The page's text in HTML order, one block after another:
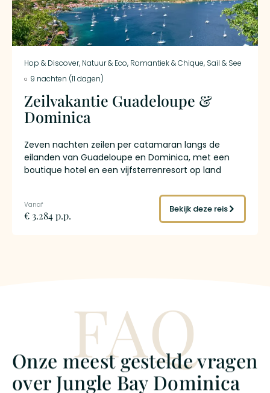
Hop & Discover, Natuur & Eco, Romantiek & Chique, Sail & See
9 nachten (11 dagen)
Zeilvakantie Guadeloupe &
Dominica
Zeven nachten zeilen per catamaran langs de
eilanden van Guadeloupe en Dominica, met een
boutique hotel en een vijfsterrenresort op land
rumdistilleerderijen van Marie-Galante, door het
onderwaterreservaat van Jacques Cousteau en
naar de autovrije eilanden van Les Saintes. Een
€ 3.284 p.p.
Bekijk deze reis
Onze meest gestelde vragen
over Jungle Bay Dominica
FAQ